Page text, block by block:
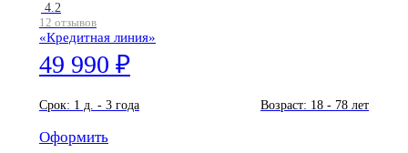
4.2
12 отзывов
«Кредитная линия»
49 990 ₽
Срок: 1 д. - 3 года Возраст: 18 - 78 лет
Оформить